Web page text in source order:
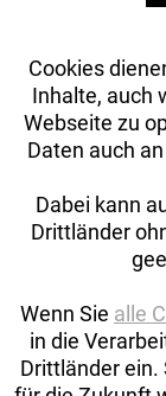
Cookies
Inhalte, auch
Webseite zu
Daten auch
Dabei kann
Drittländer
Wenn Sie alle
in die
Drittländer ein.